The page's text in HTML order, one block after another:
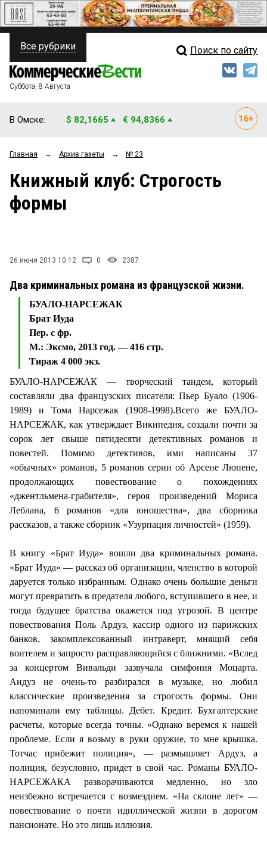
ПОЛИТИКА
ФИНАНСЫ
ОБЩЕСТВО
ЗАКОН
НОВОСТИ КОМПАНИЙ
Свежий выпуск
Рейтинги
Все рубрики Поиск по сайту
Суббота, 8 Августа
В Омске: $ 82,1665 € 94,8366
Главная → Архив газеты → № 23
Книжный клуб: Строгость
формы
26 июня 2013 10:12 0 2387
Два криминальных романа из французской жизни.
БУАЛО-НАРСЕЖАК
Брат Иуда
Пер. с фр.
М.: Эксмо, 2013 год. — 416 стр.
Тираж 4 000 экз.
БУАЛО-НАРСЕЖАК — творческий тандем, который
составляли два французских писателя: Пьер Буало (1906-
1989) и Тома Нарсежак (1908-1998).Всего же БУАЛО-
НАРСЕЖАК, как утверждает Википедия, создали почти за
сорок лет свыше пятидесяти детективных романов и
повестей. Помимо детективов, ими написаны 37
«обычных» романов, 5 романов серии об Арсене Люпене,
продолжающих повествование о похождениях
«джентльмена-грабителя», героя произведений Мориса
Леблана, 6 романов «для юношества», два сборника
рассказов, а также сборник «Узурпация личностей» (1959).
В книгу «Брат Иуда» вошли два криминальных романа.
«Брат Иуда» — рассказ об организации, членство в которой
даруется только избранным. Однако очень большие деньги
могут превратить в предателя любого, вступившего в нее, и
тогда будущее братства окажется под угрозой. В центре
повествования Поль Ардуз, кассир одного из парижских
банков, закомплексованный интраверт, мнящий себя
воителем и запросто расправляющийся с ближними. «Вслед
за концертом Вивальди зазвучала симфония Моцарта.
Андуз не очень-то разбирался в музыке, но любил
классические произведения за строгость формы. Они
напоминали ему таблицы. Дебет. Кредит. Бухгалтерские
расчеты, которые всегда точны. «Однако веремся к нашей
проблеме. Если я возьму в руки оружие, то мне крышка.
Тотчас прибежит полиция», — размышляет Ардуз, а
полиция, безусловно, придет в свой час. Романы БУАЛО-
НАРСЕЖАКА разворачиваются медленно, но зло
неизбежно встречается с возмездием. «На склоне лет» —
повествование о почти идиллической жизни в дорогом
пансионате. Но это лишь иллюзия.